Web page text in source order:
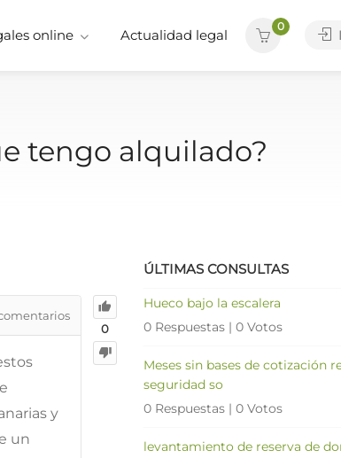
online Actualidad legal
0
tengo alquilado?
0
y
un
ÚLTIMAS CONSULTAS
Hueco bajo la escalera
0 Respuestas | 0 Votos
Meses sin bases de cotización
seguridad so
0 Respuestas | 0 Votos
levantamiento de reserva de